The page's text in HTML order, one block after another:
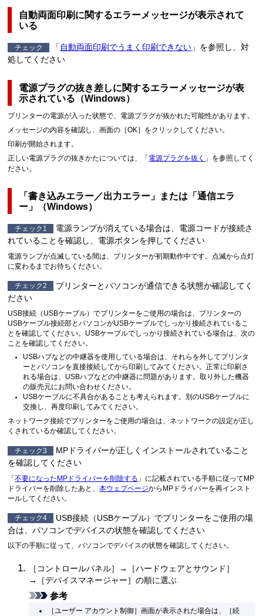
自動両面印刷に関するエラーメッセージが表示されて
いる
チェック 「 自動両面印刷でうまく印刷できない 」を参照し、対
処してください
電源プラグの抜き差しに関するエラーメッセージが表
示されている（Windows）
プリンターの電源が入った状態で、電源プラグが抜かれた可能性があります。
メッセージの内容を確認し、画面の［OK］をクリックしてください。
印刷が開始されます。
正しい電源プラグの抜きかたについては、「 電源プラグを抜く 」を参照してく
ださい。
「書き込みエラー／出力エラー」または「通信エラ
ー」（Windows）
チェック1 電源ランプが消えている場合は、電源コードが接続さ
れていることを確認し、 電源ボタンを押してください
電源ランプが点滅している間は、プリンターが初期動作中です。
点滅から点灯
に変わるまでお待ちください。
チェック2
プリンターとパソコンが通信できる状態か確認してく
ださい
USB接続（ USBケーブル）でプリンターをご使用の場合は、プリンターの
USBケーブル接続部とパソコンがUSBケーブルでしっかり接続されているこ
とを確認してください。 USBケーブルでしっかり接続されている場合は、次の
ことを確認してください。
USBハブなどの中継器を使用している場合は、それらを外してプリンタ
ーとパソコンを直接接続してから印刷してみてください。正常に印刷さ
れる場合は、 USBハブなどの中継器に問題があります。取り外した機器
の販売元にお問い合わせください。
USBケーブルに不具合があることも考えられます。 別のUSBケーブルに
交換し、再度印刷してみてください。
ネットワーク接続でプリンターをご使用の場合は、ネットワークの設定が正し
くされているか確認してください。
チェック3
MPドライバーが正しくインストールされていること
を確認してください
「不要になったMPドライバーを削除する 」に記載されている手順に従ってMP
ドライバーを削除したあと、本ウェブページからMPドライバーを再インスト
ールしてください。
チェック4 USB接続（USBケーブル）でプリンターをご使用の場
合は、パソコンでデバイスの状態を確認してください
以下の手順に従って、パソコンでデバイスの状態を確認してください。
［ コントロールパネル］→［ハードウェアとサウンド ］
→［デバイスマネージャー］の順に選ぶ
参考
［ ユーザー アカウント制御］画面が表示された場合は、［続